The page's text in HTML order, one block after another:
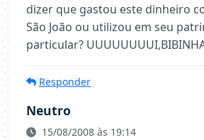
dizer que gastou este dinheiro
São João ou utilizou em seu
particular?
Responder
Neutro
15/08/2008 às 19:14